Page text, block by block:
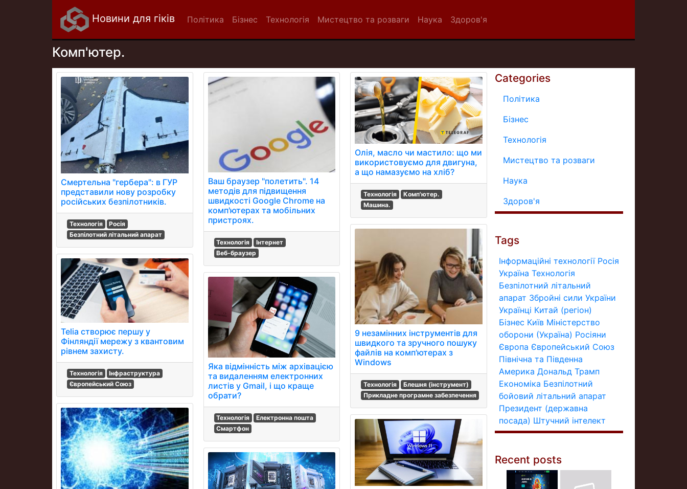
Новини для гіків Політика Бізнес Технологія Мистецтво та розваги Наука Здоров'я
Комп'ютер.
Смертельна "гербера": в ГУР
представили нову розробку
російських безпілотників.
Технологія
Росія
Безпілотний літальний апарат
Telia створює першу у
Фінляндії мережу з квантовим
рівнем захисту.
Технологія
Інфраструктура
Європейський Союз
Ваш браузер "полетить". 14
методів для підвищення
швидкості Google Chrome на
комп'ютерах та мобільних
пристроях.
Технологія
Інтернет
Веб-браузер
Яка відмінність між архівацією
та видаленням електронних
листів у Gmail, і що краще
обрати?
Технологія
Електронна пошта
Смартфон
Олія, масло чи мастило: що ми
використовуємо для двигуна,
а що намазуємо на хліб?
Технологія
Комп'ютер.
Машина.
9 незамінних інструментів для
швидкого та зручного пошуку
файлів на комп'ютерах з
Windows
Технологія
Блешня (інструмент)
Прикладне програмне забезпечення
Categories
Політика
Бізнес
Технологія
Мистецтво та розваги
Наука
Здоров'я
Tags
Інформаційні технології Росія
Україна Технологія
Безпілотний літальний
апарат Збройні сили України
Українці Китай (регіон)
Бізнес Київ Міністерство
оборони (Україна) Росіяни
Європа Європейський Союз
Північна та Південна
Америка Дональд Трамп
Економіка Безпілотний
бойовий літальний апарат
Президент (державна
посада) Штучний інтелект
Recent posts